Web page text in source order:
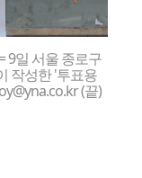
9일 서울 종로구
작성한 '투표용
(끝)